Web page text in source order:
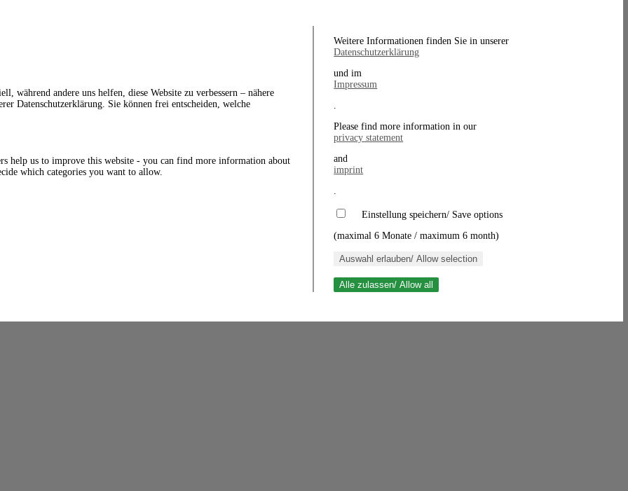
während andere uns helfen, diese Website zu verbessern – nähere
Datenschutzerklärung. Sie können frei entscheiden, welche
help us to improve this website - you can find more information about
which categories you want to allow.
Weitere Informationen finden Sie in unserer
Datenschutzerklärung
und im
Impressum
.
Please find more information in our
privacy statement
and
imprint
.
Einstellung speichern/ Save options
(maximal 6 Monate / maximum 6 month)
Auswahl erlauben/ Allow selection
Alle zulassen/ Allow all